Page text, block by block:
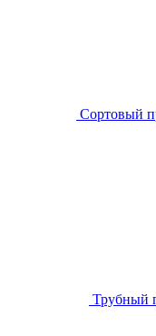
Сортовый
Трубный